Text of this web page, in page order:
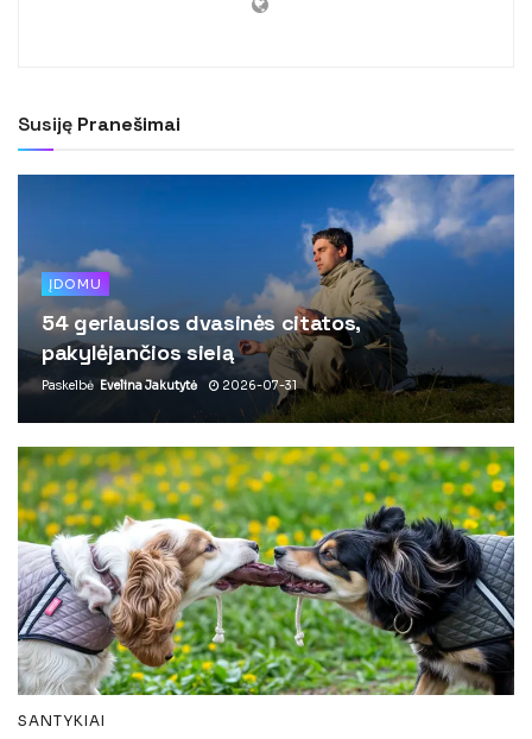
Susiję Pranešimai
ĮDOMU
54 geriausios dvasinės citatos,
pakylėjančios sielą
Paskelbė Evelina Jakutytė 2026-07-31
SANTYKIAI